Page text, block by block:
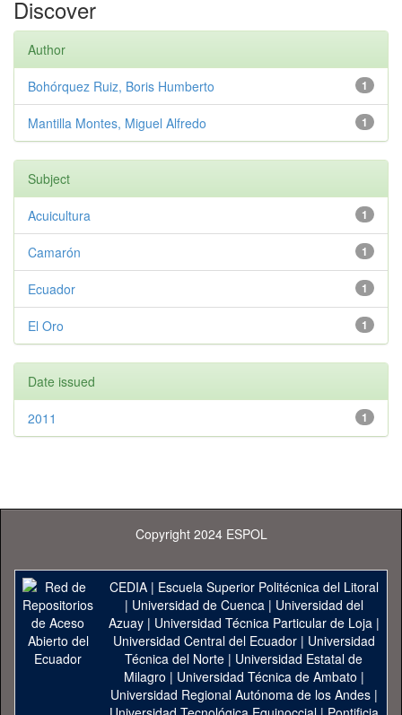
Discover
Author
1
Bohórquez Ruiz, Boris Humberto
1
Mantilla Montes, Miguel Alfredo
Subject
1
Acuicultura
1
Camarón
1
Ecuador
1
El Oro
Date issued
1
2011
Copyright 2024 ESPOL
CEDIA| Escuela Superior Politécnica del Litoral
| Universidad de Cuenca| Universidad del
Azuay| Universidad Técnica Particular de Loja|
Universidad Central del Ecuador| Universidad
Técnica del Norte | Universidad Estatal de
Milagro | Universidad Técnica de Ambato |
Universidad Regional Autónoma de los Andes|